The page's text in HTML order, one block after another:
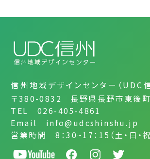
信州地域デザインセンター（UDC信
〒380-0832 長野県長野市東後町
TEL 026-405-4861
Email info@udcshinshu.jp
営業時間 8：30~17：15（土・日・